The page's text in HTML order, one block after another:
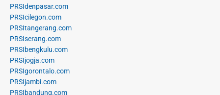
PRSIdenpasar.com
PRSIcilegon.com
PRSItangerang.com
PRSIserang.com
PRSIbengkulu.com
PRSIjogja.com
PRSIgorontalo.com
PRSIjambi.com
PRSIbandung.com